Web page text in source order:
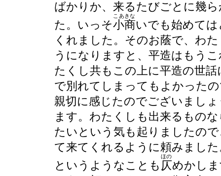
ばかりか、来るたびごとに幾
た。いっそ小商
こあきな
いでも始めて
くれました。そのお蔭で、わ
うになりますと、平造はもう
たくし共もこの上に平造の世
で別れてしまってもよかった
親切に感じたのでございまし
ます。わたくしも出来るもの
たいという気も起りましたの
て来てくれるように頼みまし
というようなことも 仄
ほの
めかし